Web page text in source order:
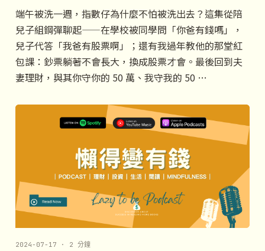
端午被洗一週，指數仔為什麼不怕被洗出去？這集從陪
兒子組鋼彈聊起——在學校被同學問「你爸有錢嗎」，
兒子代答「我爸有股票啊」；還有我過年教他的那堂紅
包課：鈔票躺著不會長大，換成股票才會。最後回到夫
妻理財，與其你守你的 50 萬、我守我的 50 …
2024-07-17 · 2 分鐘